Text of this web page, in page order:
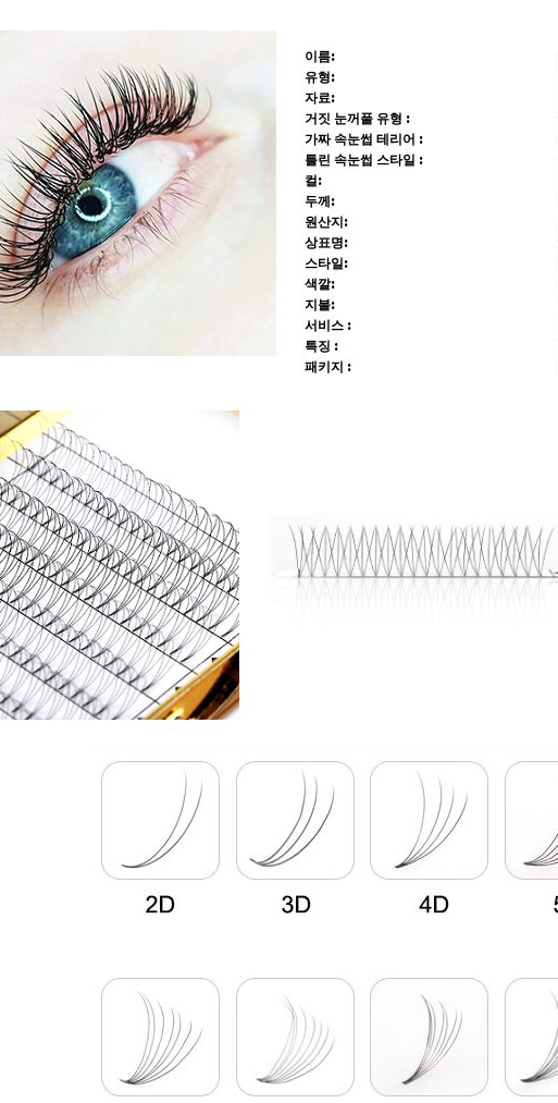
이름:
유형:
자료:
거짓 눈꺼풀 유형 :
가짜 속눈썹 테리어 :
틀린 속눈썹 스타일 :
컬:
두께:
원산지:
상표명:
스타일:
색깔:
지불:
서비스 :
특징 :
패키지 :